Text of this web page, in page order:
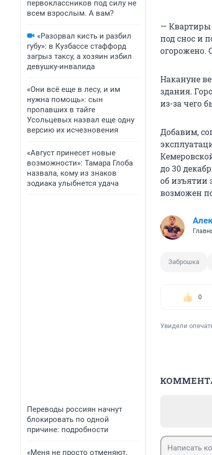
первоклассников под силу не
всем взрослым. А вам?
«Разорвал кисть и разбил
губу»: в Кузбассе стаффорд
загрыз таксу, а хозяин избил
девушку-инвалида
«Они всё еще в лесу, и им
нужна помощь»: сын
пропавших в тайге
Усольцевых назвал еще одну
версию их исчезновения
«Август принесет новые
возможности»: Тамара Глоба
назвала, кому из знаков
зодиака улыбнется удача
Переводы россиян начнут
блокировать по одной
причине: подробности
«Меня не просто отменяют,
— Квартиры
под снос и
огорожено.
Накануне
здания.
из-за чего
Добавим,
до 30
об изъятии
возможен
Заброшка
0
Увидели